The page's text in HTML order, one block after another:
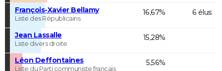
François-Xavier Bellamy
Liste des Républicains
16,67% 6 élus
Jean Lassalle
Liste divers droite
15,28%
Léon Deffontaines
Liste du Parti communiste français
5,56%